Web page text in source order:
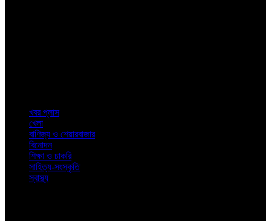
খবর প্লাস
খেলা
বাণিজ্য ও শেয়ারবাজার
বিনোদন
শিক্ষা ও চাকরি
সাহিত্য-সংস্কৃতি
স্বাস্থ্য